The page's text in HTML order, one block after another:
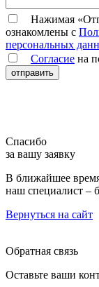
Нажимая
ознакомлены с
персональных
Согласие на
отправить
Спасибо
за вашу заявку
В ближайшее
наш специалист –
Вернуться на сайт
Обратная связь
Оставьте ваши